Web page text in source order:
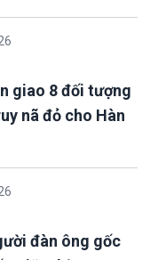
giao 8 đối tượng
nã đỏ cho Hàn
đàn ông gốc